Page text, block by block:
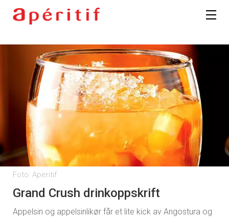
Registrer deg
Foto: Aperitif
Grand Crush drinkoppskrift
Appelsin og appelsinlikør får et lite kick av Angostura og